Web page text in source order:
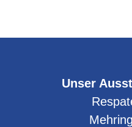
Unser